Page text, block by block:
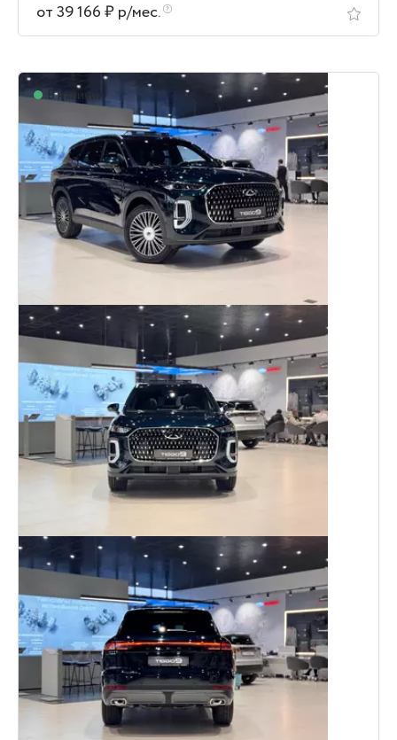
от 39 166 ₽ р/мес.
В наличии